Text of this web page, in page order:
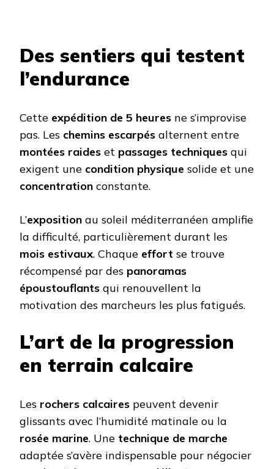
Des sentiers qui testent
l’endurance
Cette expédition de 5 heures ne s’improvise
pas. Les chemins escarpés alternent entre
montées raides et passages techniques qui
exigent une condition physique solide et une
concentration constante.
L’exposition au soleil méditerranéen amplifie
la difficulté, particulièrement durant les
mois estivaux. Chaque effort se trouve
récompensé par des panoramas
époustouflants qui renouvellent la
motivation des marcheurs les plus fatigués.
L’art de la progression
en terrain calcaire
Les rochers calcaires peuvent devenir
glissants avec l’humidité matinale ou la
rosée marine. Une technique de marche
adaptée s’avère indispensable pour négocier